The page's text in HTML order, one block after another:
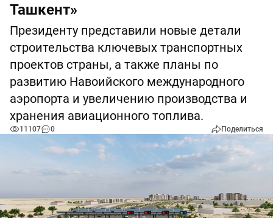
Ташкент»
Президенту представили новые детали
строительства ключевых транспортных
проектов страны, а также планы по
развитию Навоийского международного
аэропорта и увеличению производства и
хранения авиационного топлива.
11107 0 Поделиться